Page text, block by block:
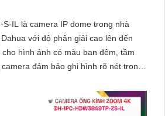
S-IL là camera IP dome trong nhà
với độ phân giải cao lên đến
hình ảnh có màu ban đêm, tầm
đảm bảo ghi hình rõ nét trong
chuẩn POE và khả năng nhận diện
tiện giám sát an ninh tốt